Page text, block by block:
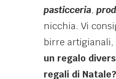
pasticceria,
nicchia. Vi
birre artigianali,
un regalo
regali di Natale?